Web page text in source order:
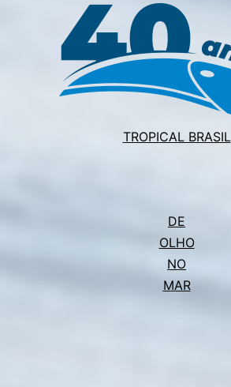
TROPICAL BRASIL
DE
OLHO
NO
MAR